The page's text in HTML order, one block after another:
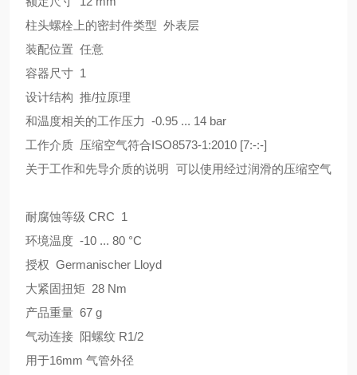
柱头螺栓上的密封件类型 外表层
装配位置 任意
容器尺寸 1
设计结构 推/拉原理
和温度相关的工作压力 -0.95 ... 14 bar
工作介质 压缩空气符合ISO8573-1:2010 [7:-:-]
关于工作和先导介质的说明 可以使用经过润滑的压缩空气
耐腐蚀等级 CRC 1
环境温度 -10 ... 80 °C
授权 Germanischer Lloyd
大紧固扭矩 28 Nm
产品重量 67 g
气动连接 阳螺纹 R1/2
用于16mm 气管外径